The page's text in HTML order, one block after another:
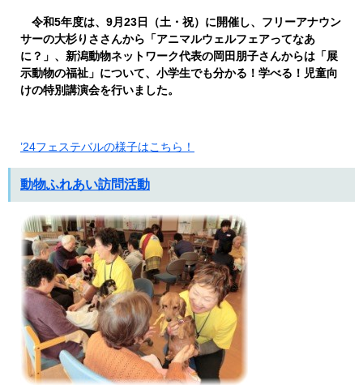
令和5年度は、9月23日（土・祝）に開催し、フリーアナウン
サーの大杉りささんから「アニマルウェルフェアってなあ
に？」、新潟動物ネットワーク代表の岡田朋子さんからは「展
示動物の福祉」について、小学生でも分かる！学べる！児童向
けの特別講演会を行いました。
’24フェステバルの様子はこちら！
動物ふれあい訪問活動